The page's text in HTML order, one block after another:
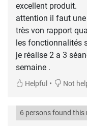
excellent produit.
attention il faut
très von rapport
les fonctionnalités
je réalise 2 a 3
semaine .
Helpful • Not
6 persons found this